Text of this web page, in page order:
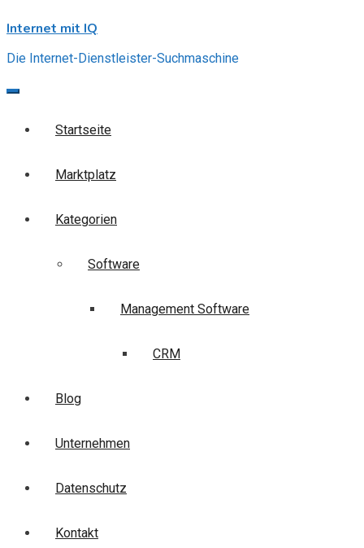
to
Internet mit IQ
Die Internet-Dienstleister-Suchmaschine
Startseite
Marktplatz
Kategorien
Software
Management Software
CRM
Blog
Unternehmen
Datenschutz
Kontakt